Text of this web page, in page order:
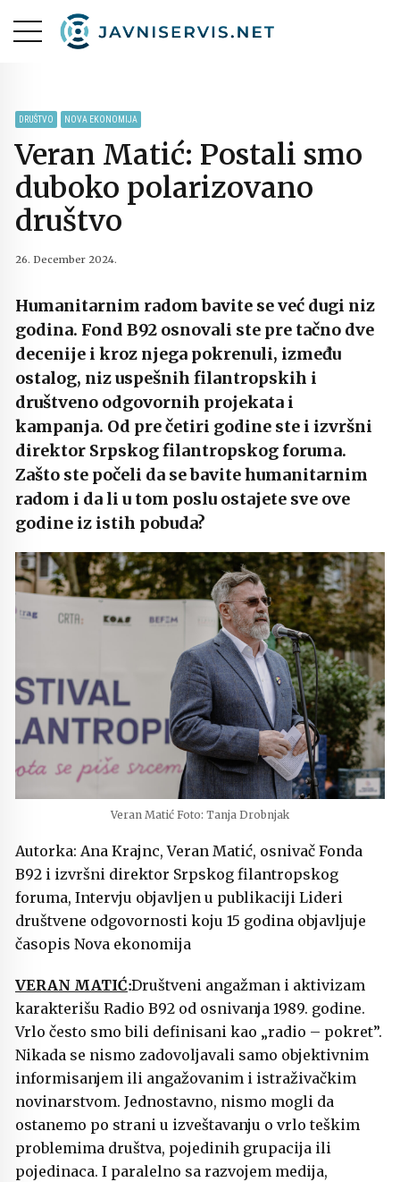
DRUŠTVO NOVA EKONOMIJA
Veran Matić: Postali smo
duboko polarizovano
društvo
26. December 2024.
Humanitarnim radom bavite se već dugi niz
godina. Fond B92 osnovali ste pre tačno dve
decenije i kroz njega pokrenuli, između
ostalog, niz uspešnih filantropskih i
društveno odgovornih projekata i
kampanja. Od pre četiri godine ste i izvršni
direktor Srpskog filantropskog foruma.
Zašto ste počeli da se bavite humanitarnim
radom i da li u tom poslu ostajete sve ove
godine iz istih pobuda?
Veran Matić Foto: Tanja Drobnjak
Autorka: Ana Krajnc, Veran Matić, osnivač Fonda
B92 i izvršni direktor Srpskog filantropskog
foruma, Intervju objavljen u publikaciji Lideri
društvene odgovornosti koju 15 godina objavljuje
časopis Nova ekonomija
VERAN MATIĆDruštveni angažman i aktivizam
karakterišu Radio B92 od osnivanja 1989. godine.
Vrlo često smo bili definisani kao „radio – pokret”.
Nikada se nismo zadovoljavali samo objektivnim
informisanjem ili angažovanim i istraživačkim
novinarstvom. Jednostavno, nismo mogli da
ostanemo po strani u izveštavanju o vrlo teškim
problemima društva, pojedinih grupacija ili
pojedinaca. I paralelno sa razvojem medija,